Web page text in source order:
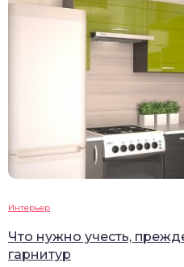
Интерьер
Что нужно учесть,
гарнитур